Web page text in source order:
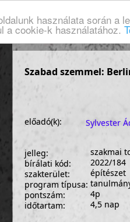
használata során a
a cookie-k használatához.
Szabad szemmel:
előadó(k): Sylvester
jelleg:
szakmai
bírálati kód:
2022/184
szakterület:
építészet
program típusa:
pontszám:
4p
időtartam:
4,5 nap